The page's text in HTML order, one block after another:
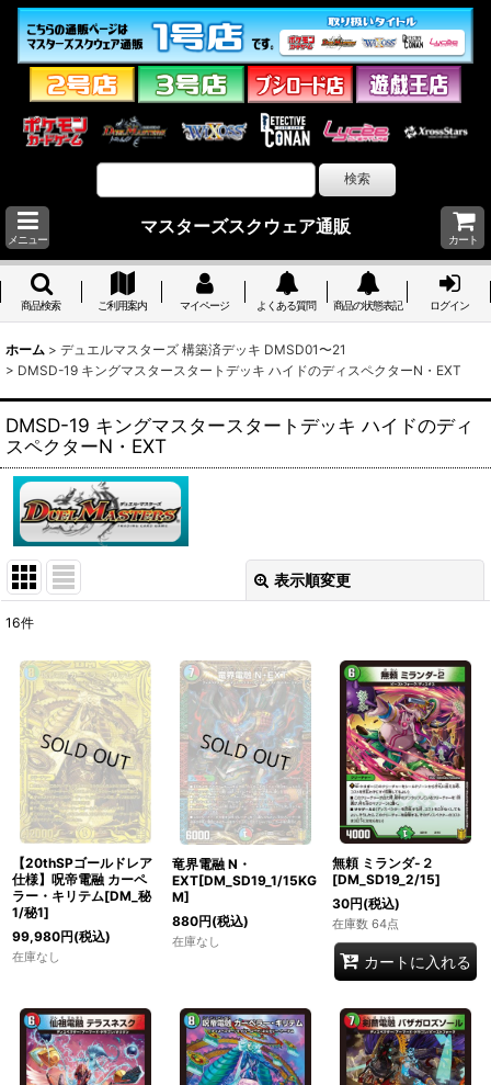
メニュー
マスターズスクウェア通販
カート
商品検索 ご利用案内 マイページ よくある質問 商品の状態表記 ログイン
ホーム > デュエルマスターズ 構築済デッキ DMSD01〜21
> DMSD-19 キングマスタースタートデッキ ハイドのディスペクターN・EXT
DMSD-19 キングマスタースタートデッキ ハイドのディ
スペクターN・EXT
表示順変更
在庫あり
並び順:
絞り込む
16件
【20thSPゴールドレア
仕様】呪帝電融 カーペ
ラー・キリテム[DM_秘
1/秘1]
99,980円(税込)
在庫なし
竜界電融 N・
EXT[DM_SD19_1/15KG
M]
880円(税込)
在庫なし
無頼 ミランダ-２
[DM_SD19_2/15]
30円(税込)
在庫数 64点
カートに入れる